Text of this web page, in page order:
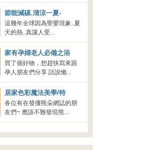
節能減碳.清涼一夏-
這幾年全球因為聖嬰現象..夏
天的熱..真讓人受...
家有孕婦老人必備之浴
買了個好物，想趕快寫來跟
孕人朋友們分享 話說懶...
居家色彩魔法美學/特
各位有在發摟熊朵網誌的朋
友們~ 應該不難發現熊...